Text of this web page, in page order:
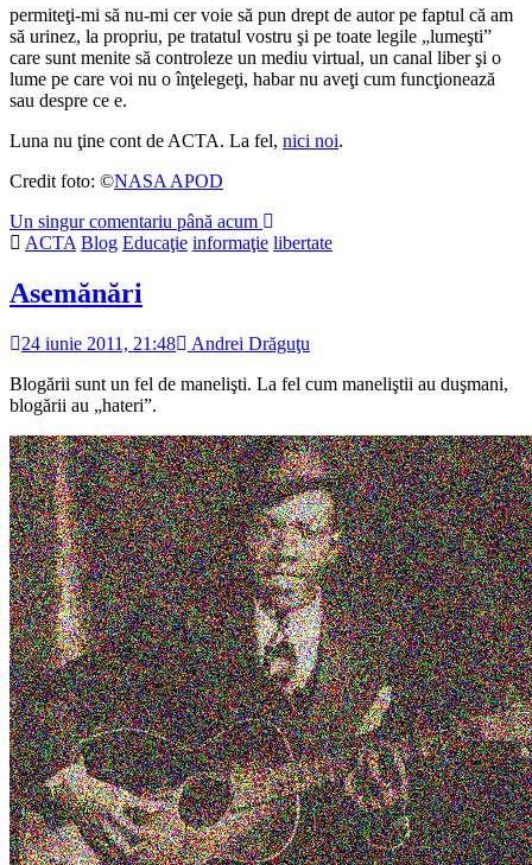
permiteţi-mi să nu-mi cer voie să pun drept de autor pe faptul că am
să urinez, la propriu, pe tratatul vostru şi pe toate legile „lumeşti”
care sunt menite să controleze un mediu virtual, un canal liber şi o
lume pe care voi nu o înţelegeţi, habar nu aveţi cum funcţionează
sau despre ce e.
Luna nu ţine cont de ACTA. La fel, nici noi.
Credit foto: ©NASA APOD
Un singur comentariu până acum
ACTA Blog Educaţie informaţie libertate
Asemănări
24 iunie 2011, 21:48
Andrei Drăguţu
Blogării sunt un fel de manelişti. La fel cum maneliştii au duşmani,
blogării au „hateri”.